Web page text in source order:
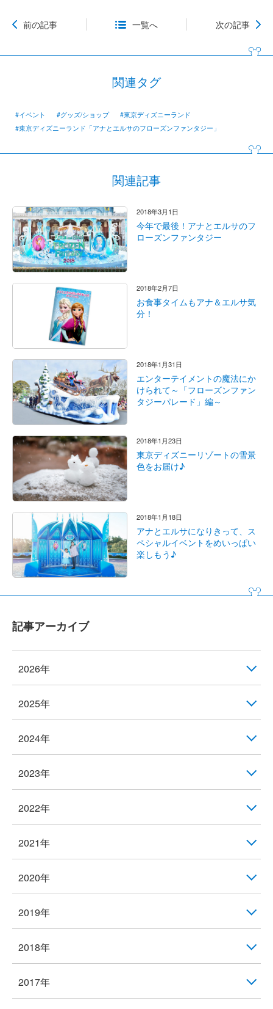
前の記事 一覧へ 次の記事
関連タグ
#イベント #グッズ/ショップ
#東京ディズニーランド
#東京ディズニーランド「アナとエルサのフローズンファンタジー」
関連記事
2018年3月1日
今年で最後！アナとエルサのフ
ローズンファンタジー
2018年2月7日
お食事タイムもアナ＆エルサ気
分！
2018年1月31日
エンターテイメントの魔法にか
けられて～「フローズンファン
タジーパレード」編～
2018年1月23日
東京ディズニーリゾートの雪景
色をお届け♪
2018年1月18日
アナとエルサになりきって、ス
ペシャルイベントをめいっぱい
楽しもう♪
記事アーカイブ
2026年
2025年
2024年
2023年
2022年
2021年
2020年
2019年
2018年
2017年